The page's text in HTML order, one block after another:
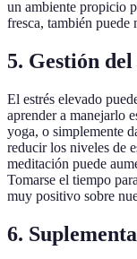
un ambiente propicio
fresca, también puede
5. Gestión del
El estrés elevado
aprender a manejarlo
yoga, o simplemente
reducir los niveles de
meditación puede
Tomarse el tiempo
muy positivo sobre
6.